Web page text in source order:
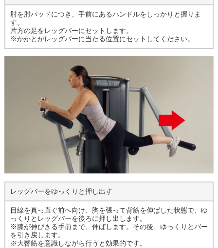
肘を肘パッドにつき、手前にあるハンドルをしっかりと握りま
す。
片方の足をレッグバーにセットします。
※かかとがレッグバーに当たる位置にセットしてください。
レッグバーをゆっくりと押し出す
目線を真っ直ぐ前へ向け、胸を張って背筋を伸ばした状態で、ゆ
っくりとレッグバーを後ろに押し出します。
※膝が伸びきる手前まで、伸ばします。その後、ゆっくりとバー
を引き戻します。
※大臀筋を意識しながら行うと効果的です。